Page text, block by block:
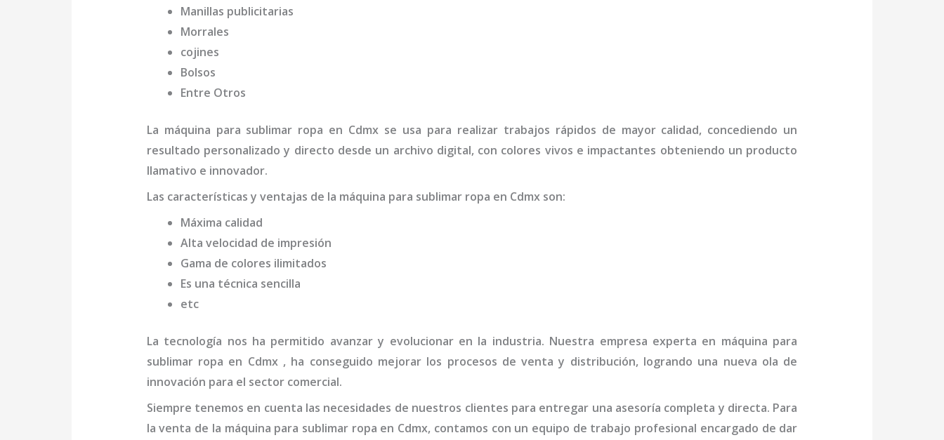
Manillas publicitarias
Morrales
cojines
Bolsos
Entre Otros
La máquina para sublimar ropa en Cdmx se usa para realizar trabajos rápidos de mayor calidad, concediendo un
resultado personalizado y directo desde un archivo digital, con colores vivos e impactantes obteniendo un producto
llamativo e innovador.
Las características y ventajas de la máquina para sublimar ropa en Cdmx son:
Máxima calidad
Alta velocidad de impresión
Gama de colores ilimitados
Es una técnica sencilla
etc
La tecnología nos ha permitido avanzar y evolucionar en la industria. Nuestra empresa experta en máquina para
sublimar ropa en Cdmx , ha conseguido mejorar los procesos de venta y distribución, logrando una nueva ola de
innovación para el sector comercial.
Siempre tenemos en cuenta las necesidades de nuestros clientes para entregar una asesoría completa y directa. Para
la venta de la máquina para sublimar ropa en Cdmx, contamos con un equipo de trabajo profesional encargado de dar